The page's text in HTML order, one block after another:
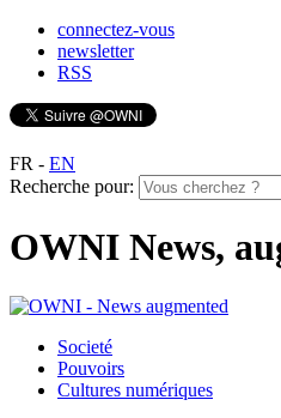
connectez-vous
newsletter
RSS
FR - EN
Recherche pour:
OWNI News,
Societé
Pouvoirs
Cultures numériques